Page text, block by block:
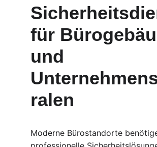
für
und
ralen
Moderne Bürostandorte